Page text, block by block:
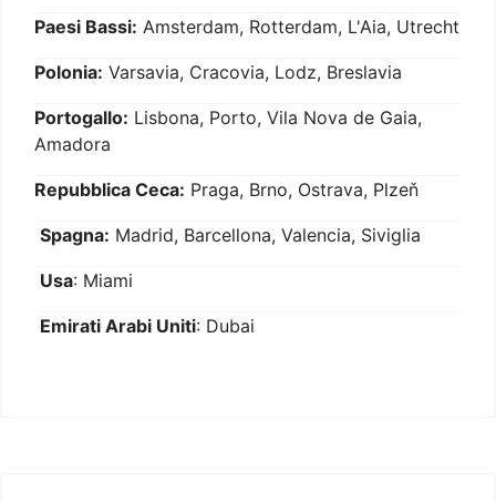
Paesi Bassi: Amsterdam, Rotterdam, L'Aia, Utrecht
Polonia: Varsavia, Cracovia, Lodz, Breslavia
Portogallo: Lisbona, Porto, Vila Nova de Gaia,
Amadora
Repubblica Ceca: Praga, Brno, Ostrava, Plzeň
Spagna: Madrid, Barcellona, Valencia, Siviglia
Usa: Miami
Emirati Arabi Uniti: Dubai